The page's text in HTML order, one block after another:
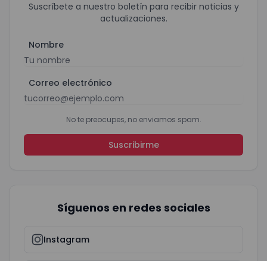
Suscríbete a nuestro boletín para recibir noticias y
actualizaciones.
Nombre
Correo electrónico
No te preocupes, no enviamos spam.
Suscribirme
Síguenos en redes sociales
Instagram